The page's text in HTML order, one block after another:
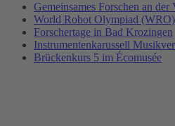
Gemeinsames Forschen an der
World Robot Olympiad
Forschertage in Bad Krozingen
Instrumentenkarussell
Brückenkurs 5 im Écomusée